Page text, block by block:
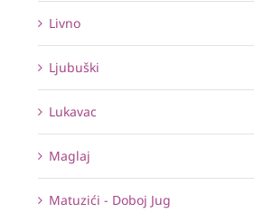
Livno
Ljubuški
Lukavac
Maglaj
Matuzići - Doboj Jug